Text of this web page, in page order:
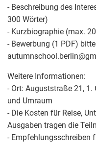
- Beschreibung des
300 Wörter)
- Kurzbiographie (max.
- Bewerbung (1 PDF)
autumnschool.berlin@
Weitere Informationen:
- Ort: Auguststraße 21,
und Umraum
- Die Kosten für Reise,
Ausgaben tragen die
- Empfehlungsschreiben